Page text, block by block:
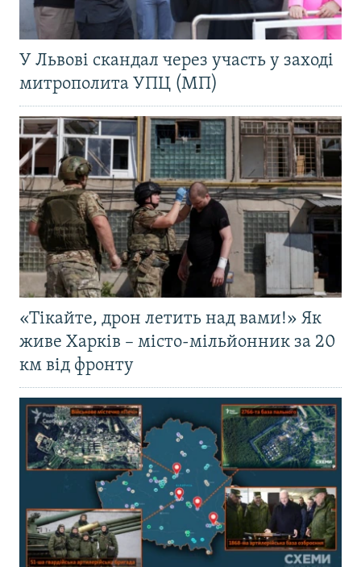
У Львові скандал через участь у заході
митрополита УПЦ (МП)
«Тікайте, дрон летить над вами!» Як
живе Харків – місто-мільйонник за 20
км від фронту